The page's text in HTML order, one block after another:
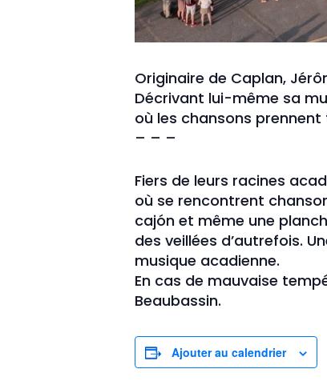
Originaire de Caplan,
Décrivant lui-même sa
où les chansons
– – –
Fiers de leurs racines
où se rencontrent
cajón et même une
des veillées d’autrefois.
musique acadienne.
En cas de mauvaise
Beaubassin.
Ajouter au calendrier